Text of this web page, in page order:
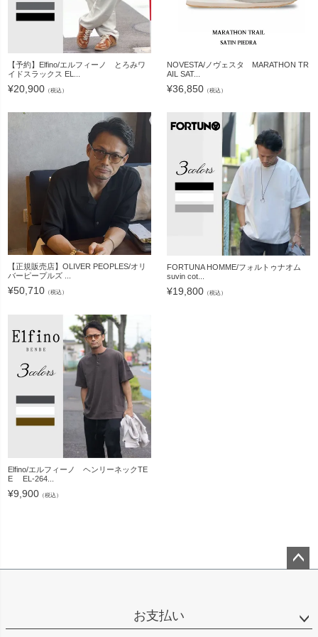
【予約】Elfino/エルフィーノ とろみワ
イドスラックス EL...
¥20,900 （税込）
NOVESTA/ノヴェスタ MARATHON TR
AIL SAT...
¥36,850 （税込）
【正規販売店】OLIVER PEOPLES/オリ
バーピープルズ ...
¥50,710 （税込）
FORTUNA HOMME/フォルトゥナオム
suvin cot...
¥19,800 （税込）
Elfino/エルフィーノ ヘンリーネックTE
E EL-264...
¥9,900 （税込）
お支払い